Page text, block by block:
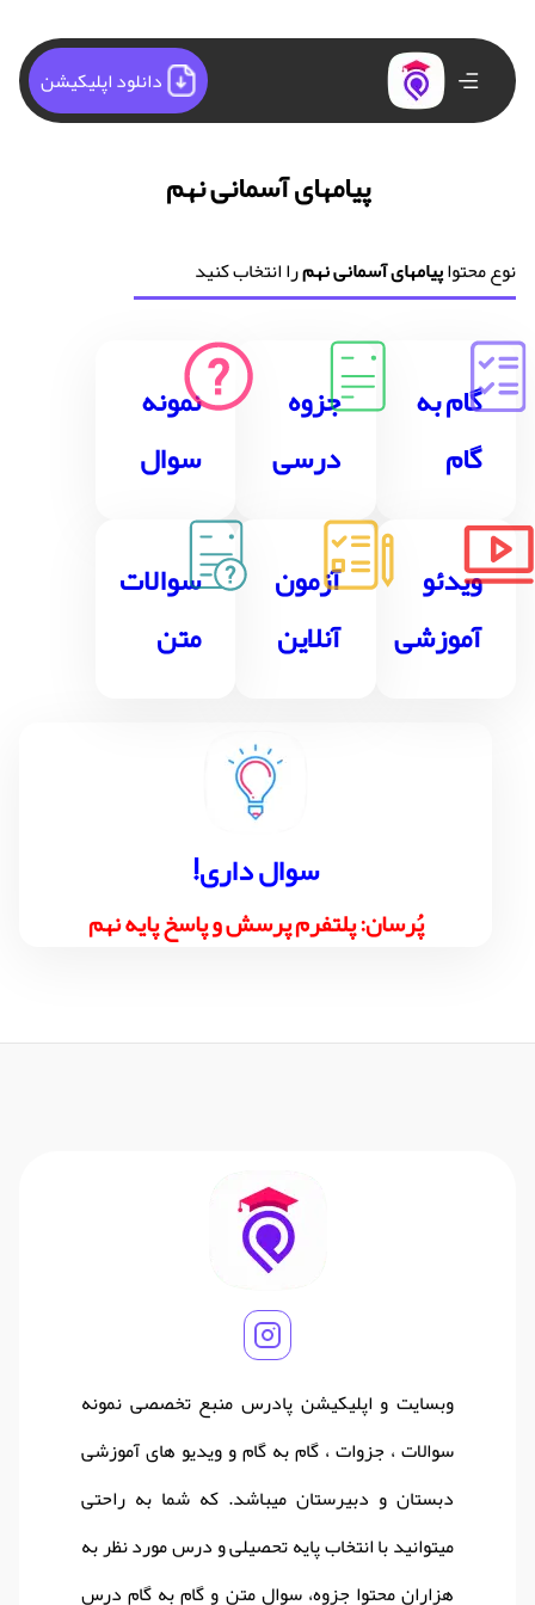
دانلود اپلیکیشن
پیامهای آسمانی نهم
نوع محتواپیامهای آسمانی نهمرا انتخاب کنید
گام به
گام
جزوه
درسی
نمونه
سوال
ویدئو
آموزشی
آزمون
آنلاین
سوالات
متن
!سوال داری
پُرسان: پلتفرم پرسش و پاسخ پایه نهم
وبسایت و اپلیکیشن پادرس منبع تخصصی نمونه
سوالات ، جزوات ، گام به گام و ویدیو های آموزشی
دبستان و دبیرستان میباشد. که شما به راحتی
میتوانید با انتخاب پایه تحصیلی و درس مورد نظر به
هزاران محتوا جزوه، سوال متن و گام به گام درس